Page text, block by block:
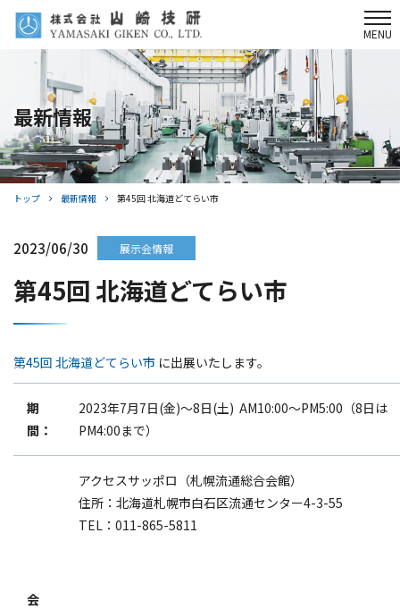
MENU
製品情報
選ばれる理由
サポート体制
会社情報
採用情報
最新情報
お問い合わせ
Webサイト利用規約
個人情報保護方針
サイトマップ
最新情報
トップ 最新情報 第45回 北海道どてらい市
2023/06/30 展示会情報
第45回 北海道どてらい市
第45回 北海道どてらい市 に出展いたします。
期
間：
2023年7月7日(金)～8日(土) AM10:00～PM5:00（8日は
PM4:00まで）
会
アクセスサッポロ（札幌流通総合会館）
住所：北海道札幌市白石区流通センター4-3-55
TEL：011-865-5811